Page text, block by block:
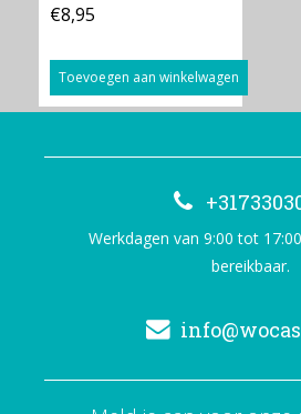
€8,95
Toevoegen aan winkelwagen
Werkdagen van 9:00 tot
bereikbaar.